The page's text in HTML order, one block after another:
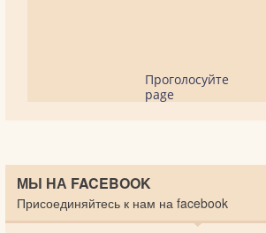
Проголосуйте
page
МЫ НА FACEBOOK
Присоединяйтесь к нам на facebook